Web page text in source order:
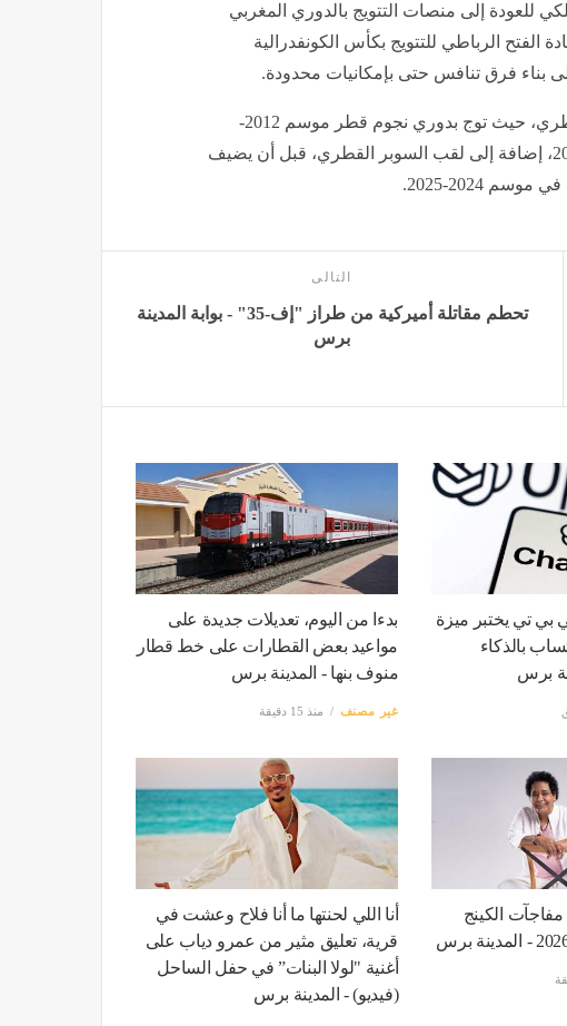
للعودة إلى منصات التتويج بالدوري المغربي
له قيادة الفتح الرباطي للتتويج بكأس الكونفدرالية
بناء فرق تنافس حتى بإمكانيات محدودة.
في الخليج، ترك عموتة بصمة واضحة مع السد القطري، حيث توج بدوري نجوم قطر موسم 2012-
2013، وكأس أمير قطر مرتين متتاليتين 2014 و2015، إضافة إلى لقب السوبر القطري، قبل أن يضيف
2024-2025.
التالى
تحطم مقاتلة أميركية من طراز "إف-35" - بوابة المدينة
برس
تي يختبر ميزة
بالذكاء
برس
بدءا من اليوم، تعديلات جديدة على
مواعيد بعض القطارات على خط قطار
منوف بنها - المدينة برس
غير مصنف منذ 15 دقيقة
الكينج
أنا اللي لحنتها ما أنا فلاح وعشت في
قرية، تعليق مثير من عمرو دياب على
أغنية "لولا البنات” في حفل الساحل
(فيديو) - المدينة برس